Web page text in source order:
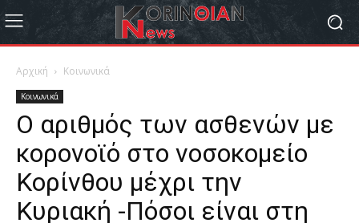
Αρχική Κοινωνικά
Κοινωνικά
Ο αριθμός των ασθενών με
κορονοϊό στο νοσοκομείο
Κορίνθου μέχρι την
Κυριακή -Πόσοι είναι στη